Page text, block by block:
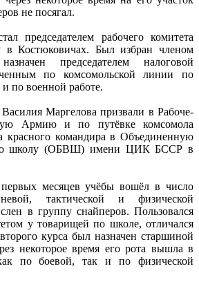
не посягал.
председателем рабочего комитета
Костюковичах. Был избран членом
председателем налоговой
по комсомольской линии по
и по военной работе.
Маргелова призвали в Рабоче-
Армию и по путёвке комсомола
красного командира в Объединенную
школу (ОБВШ) имени ЦИК БССР в
месяцев учёбы вошёл в число
тактической и физической
в группу снайперов. Пользовался
у товарищей по школе, отличался
курса был назначен старшиной
некоторое время его рота вышла в
по боевой, так и по физической